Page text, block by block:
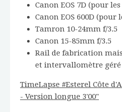
Canon EOS 7D (pour
Canon EOS 600D
Tamron 10-24mm f/3.5
Canon 15-85mm f/3.5
Rail de fabrication
et intervallomètre
TimeLapse #Esterel Côte
- Version longue 3'00"